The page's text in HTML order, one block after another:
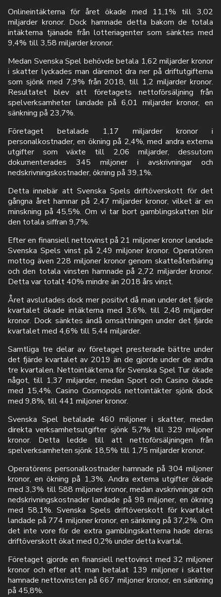
Onlineintäkterna för året ökade med 11,1% till 3,02
miljarder kronor. Dock hamnade detta bakom de totala
intäkterna tjänade från lotteriagenter som sänktes med
9,4% till 3,58 miljarder kronor.
Medan Svenska Spel behövde betala 1,62 miljarder kronor
i skatter lyckades man däremot dra ner på driftutgifterna
som sjönk med 7,9% från 2018, till 1,2 miljarder kronor.
Resultatet blev att företagets nettoförsäljning från
spelverksamheter landade på 6,01 miljarder kronor, en
sänkning på 23,7%.
Företaget betalade 1,17 miljarder kronor i
personalkostnader, en ökning på 2,4%, med andra externa
utgifter som växte till 2,06 miljarder, dessutom
dokumenterades 345 miljoner i avskrivningar och
nedskrivningskostnader, ökning på 39,1%.
Detta innebär att Svenska Spels driftöverskott för det
gångna året hamnar på 2,47 miljarder kronor, vilket är en
minskning på 45,5%. Om vi tar bort gamblingskatten blir
den totala siffran 9,7%.
Efter en finansiell nettovinst på 21 miljoner kronor landade
Svenska Spels vinst på 2,49 miljoner kronor. Operatören
mottog även 228 miljoner kronor genom skatteåterbäring
och den totala vinsten hamnade på 2,72 miljarder kronor.
Detta var totalt 40% mindre än 2018 års vinst.
Året avslutades dock mer positivt då man under det fjärde
kvartalet ökade intäkterna med 3,6%, till 2,48 miljarder
kronor. Dock sänktes ändå omsättningen under det fjärde
kvartalet med 4,6% till 5,44 miljarder.
Samtliga tre delar av företaget presterade bättre under
det fjärde kvartalet av 2019 än de gjorde under de andra
tre kvartalen. Nettointäkterna för Svenska Spel Tur ökade
något, till 1,37 miljarder, medan Sport och Casino ökade
med 15,4%. Casino Cosmopols nettointäkter sjönk dock
med 9,8%, till 441 miljoner kronor.
Svenska Spel betalade 460 miljoner i skatter, medan
direkta verksamhetsutgifter sjönk 5,7% till 329 miljoner
kronor. Detta ledde till att nettoförsäljningen från
spelverksamheten sjönk 18,5% till 1,75 miljarder kronor.
Operatörens personalkostnader hamnade på 304 miljoner
kronor, en ökning på 1,3%. Andra externa utgifter ökade
med 3,3% till 588 miljoner kronor, medan avskrivningar och
nedskrivningskostnader landade på 98 miljoner, en ökning
med 58,1%. Svenska Spels driftöverskott för kvartalet
landade på 774 miljoner kronor, en sänkning på 37,2%. Om
det inte vore för de extra gamblingskatterna hade deras
driftöverskott ökat med 0,2% under detta kvartal.
Företaget gjorde en finansiell nettovinst med 32 miljoner
kronor och efter att man betalat 139 miljoner i skatter
hamnade nettovinsten på 667 miljoner kronor, en sänkning
på 45,8%.